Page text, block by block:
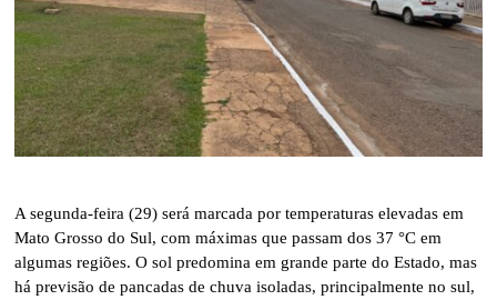
A segunda-feira (29) será marcada por temperaturas elevadas em
Mato Grosso do Sul, com máximas que passam dos 37 °C em
algumas regiões. O sol predomina em grande parte do Estado, mas
há previsão de pancadas de chuva isoladas, principalmente no sul,